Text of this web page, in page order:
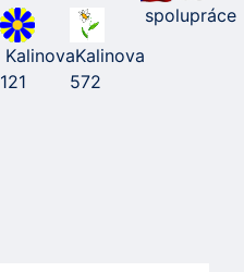
Kalinova
121
Kalinova
572
spolupráce